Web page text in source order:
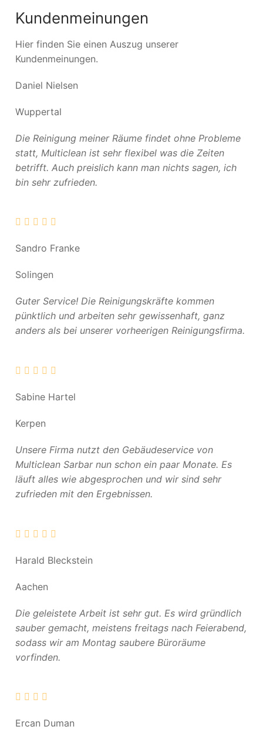
Kundenmeinungen
Hier finden Sie einen Auszug unserer
Kundenmeinungen.
Daniel Nielsen
Wuppertal
Die Reinigung meiner Räume findet ohne Probleme
statt, Multiclean ist sehr flexibel was die Zeiten
betrifft. Auch preislich kann man nichts sagen, ich
bin sehr zufrieden.
Sandro Franke
Solingen
Guter Service! Die Reinigungskräfte kommen
pünktlich und arbeiten sehr gewissenhaft, ganz
anders als bei unserer vorheerigen Reinigungsfirma.
Sabine Hartel
Kerpen
Unsere Firma nutzt den Gebäudeservice von
Multiclean Sarbar nun schon ein paar Monate. Es
läuft alles wie abgesprochen und wir sind sehr
zufrieden mit den Ergebnissen.
Harald Bleckstein
Aachen
Die geleistete Arbeit ist sehr gut. Es wird gründlich
sauber gemacht, meistens freitags nach Feierabend,
sodass wir am Montag saubere Büroräume
vorfinden.
Ercan Duman